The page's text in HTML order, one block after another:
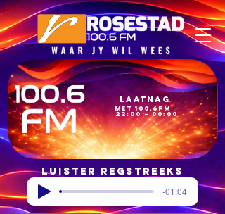
22:00 – 00:00
met 100.6FM
Laatnag
Luister regstreeks
-01:04